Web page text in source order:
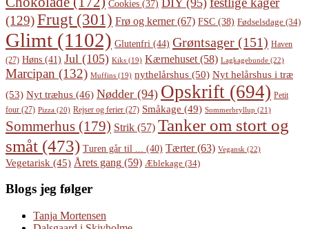
Cookies (37)
(129)Frugt (301) Frø og kerner(67) FSC (38) Fødselsdage (34)
Glimt (1102) Glutenfri (44) Grøntsager (151) Haven
(27) Høns (41) Jul (105) Kiks (19) Kærnehuset (58) Lagkagebunde (22)
Marcipan (132) Muffins (19) nythelårshus (50) Nyt helårshus i træ
(53) Nyt træhus (46) Nødder (94) Opskrift (694) Petit
four (27) Pizza (20) Rejser og ferier (27) Småkage (49) Sommerbryllup (21)
Sommerhus (179) Strik (57) Tanker om stort og
småt (473) Turen går til ... (40) Tærter(63) Vegansk (22)
Vegetarisk (45) Årets gang (59) Æblekage (34)
Blogs jeg følger
Tanja Mortensen